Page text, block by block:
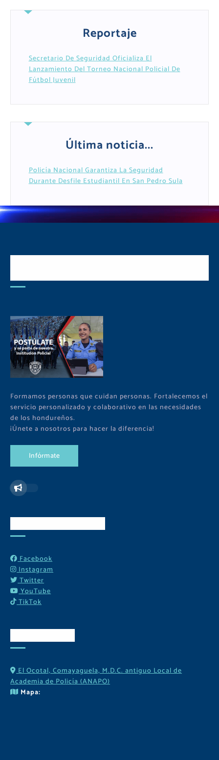
Reportaje
Secretario De Seguridad Oficializa El
Lanzamiento Del Torneo Nacional Policial De
Fútbol Juvenil
Última noticia...
Policía Nacional Garantiza La Seguridad
Durante Desfile Estudiantil En San Pedro Sula
Formamos personas que cuidan personas. Fortalecemos el
servicio personalizado y colaborativo en las necesidades
de los hondureños.
¡Únete a nosotros para hacer la diferencia!
Infórmate
Facebook
Instagram
Twitter
YouTube
TikTok
El Ocotal, Comayaguela, M.D.C. antiguo Local de
Academia de Policía (ANAPO)
Mapa: